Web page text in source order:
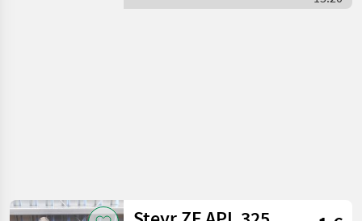
/ Steyr